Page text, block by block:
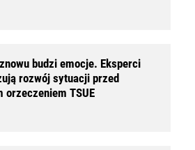
budzi emocje. Eksperci
rozwój sytuacji przed
orzeczeniem TSUE